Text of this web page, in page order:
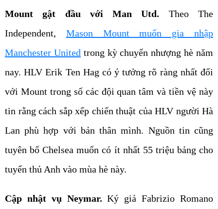
Mount gật đầu với Man Utd. Theo The
Independent, Mason Mount muốn gia nhập
Manchester United trong kỳ chuyển nhượng hè năm
nay. HLV Erik Ten Hag có ý tưởng rõ ràng nhất đối
với Mount trong số các đội quan tâm và tiền vệ này
tin rằng cách sắp xếp chiến thuật của HLV người Hà
Lan phù hợp với bản thân mình. Nguồn tin cũng
tuyên bố Chelsea muốn có ít nhất 55 triệu bảng cho
tuyển thủ Anh vào mùa hè này.
Cập nhật vụ Neymar.Ký giả Fabrizio Romano